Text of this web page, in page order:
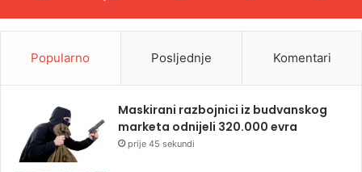
Popularno Posljednje Komentari
Maskirani razbojnici iz budvanskog
marketa odnijeli 320.000 evra
prije 45 sekundi